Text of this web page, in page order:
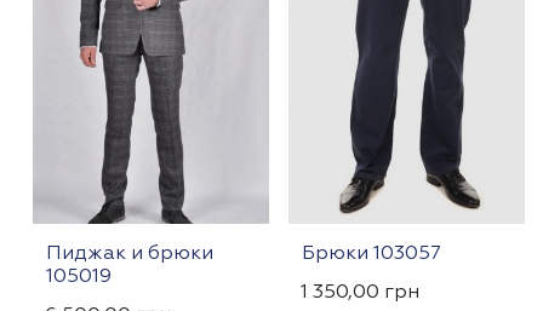
Пиджак и брюки
105019
Брюки 103057
1 350,00 грн